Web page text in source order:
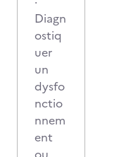
Diagn
ostiq
uer
un
dysfo
nctio
nnem
ent